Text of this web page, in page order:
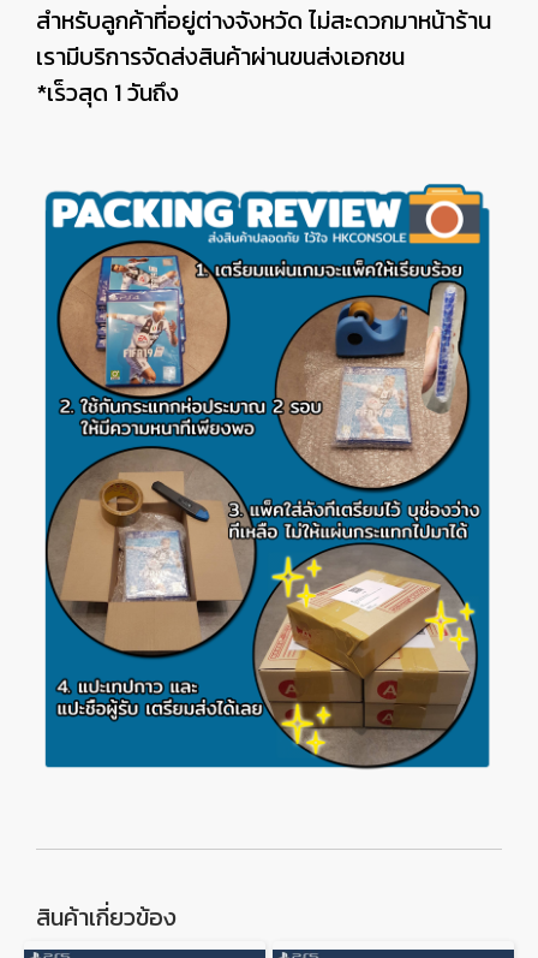
สำหรับลูกค้าที่อยู่ต่างจังหวัด ไม่สะดวกมาหน้าร้าน
เรามีบริการจัดส่งสินค้าผ่านขนส่งเอกชน
*เร็วสุด 1 วันถึง
สินค้าเกี่ยวข้อง